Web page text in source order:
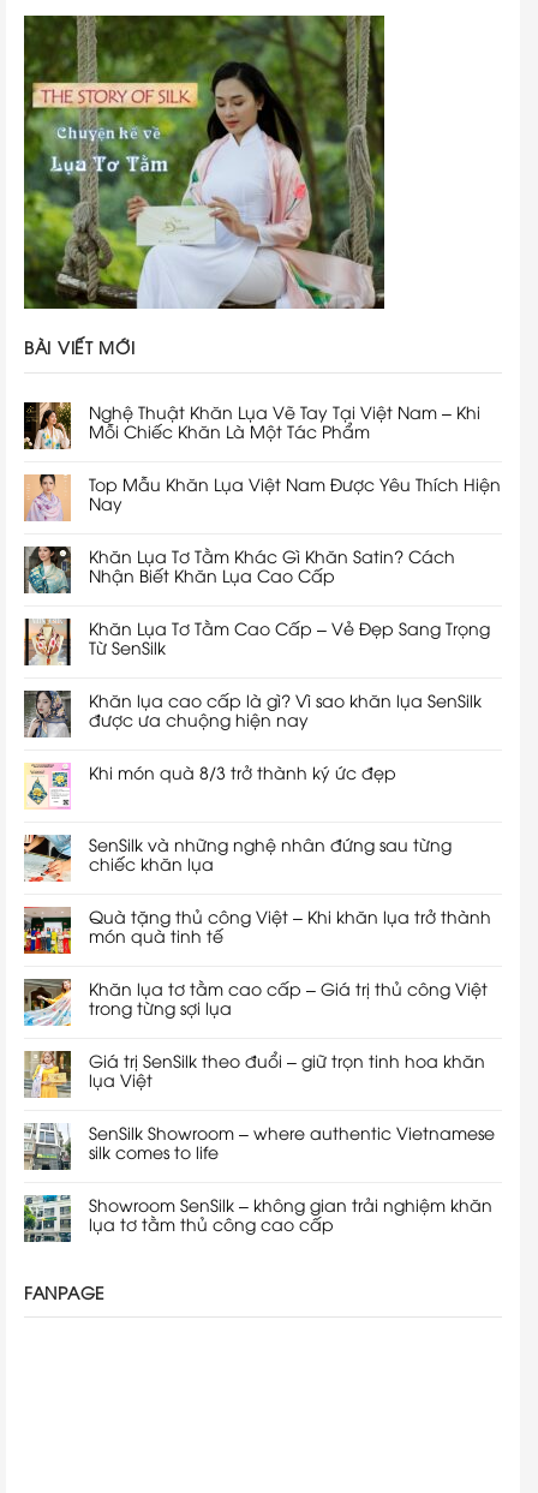
BÀI VIẾT MỚI
Nghệ Thuật Khăn Lụa Vẽ Tay Tại Việt Nam – Khi
Mỗi Chiếc Khăn Là Một Tác Phẩm
Top Mẫu Khăn Lụa Việt Nam Được Yêu Thích Hiện
Nay
Khăn Lụa Tơ Tằm Khác Gì Khăn Satin? Cách
Nhận Biết Khăn Lụa Cao Cấp
Khăn Lụa Tơ Tằm Cao Cấp – Vẻ Đẹp Sang Trọng
Từ SenSilk
Khăn lụa cao cấp là gì? Vì sao khăn lụa SenSilk
được ưa chuộng hiện nay
Khi món quà 8/3 trở thành ký ức đẹp
SenSilk và những nghệ nhân đứng sau từng
chiếc khăn lụa
Quà tặng thủ công Việt – Khi khăn lụa trở thành
món quà tinh tế
Khăn lụa tơ tằm cao cấp – Giá trị thủ công Việt
trong từng sợi lụa
Giá trị SenSilk theo đuổi – giữ trọn tinh hoa khăn
lụa Việt
SenSilk Showroom – where authentic Vietnamese
silk comes to life
Showroom SenSilk – không gian trải nghiệm khăn
lụa tơ tằm thủ công cao cấp
FANPAGE